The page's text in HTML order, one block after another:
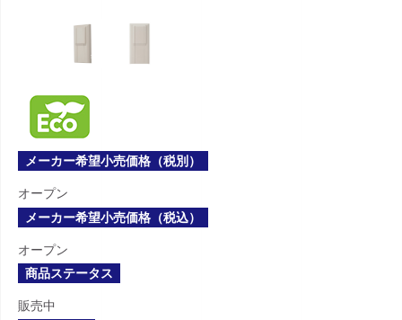
メーカー希望小売価格（税別）
オープン
メーカー希望小売価格（税込）
オープン
商品ステータス
販売中